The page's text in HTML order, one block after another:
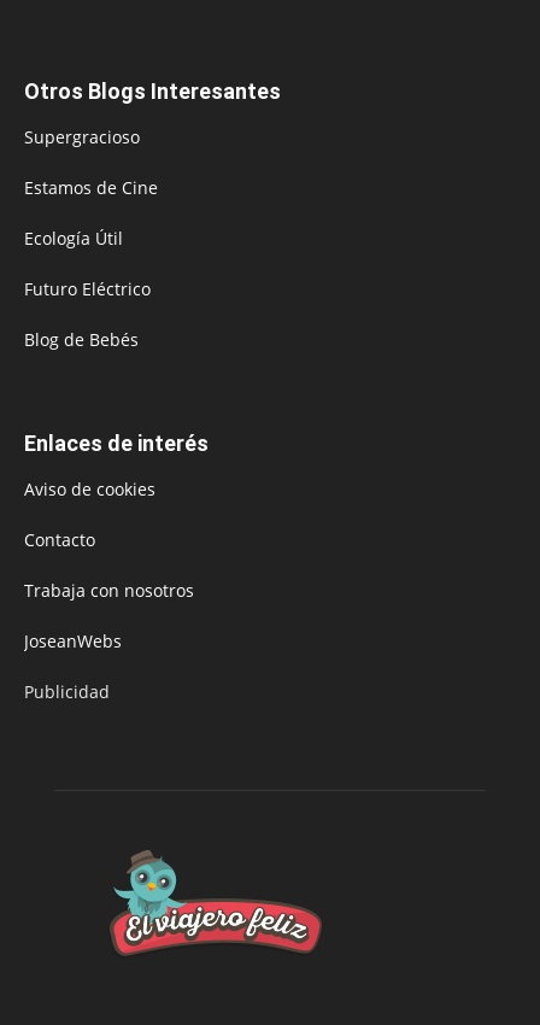
Otros Blogs Interesantes
Supergracioso
Estamos de Cine
Ecología Útil
Futuro Eléctrico
Blog de Bebés
Enlaces de interés
Aviso de cookies
Contacto
Trabaja con nosotros
JoseanWebs
Publicidad